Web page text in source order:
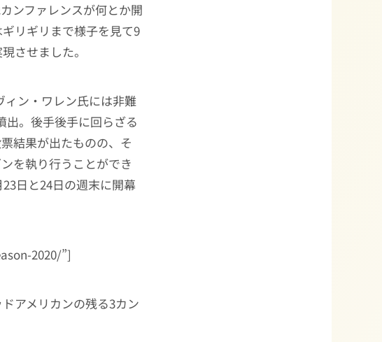
ンファレンスが何とか開
リギリまで様子を見て9
させました。
ィン・ワレン氏には非難
出。後手後手に回らざる
結果が出たものの、そ
を執り行うことができ
日と24日の週末に開幕
2020/”]
アメリカンの残る3カン